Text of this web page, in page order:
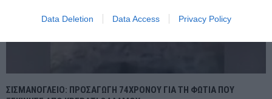
Data Deletion Data Access Privacy Policy
ΣΙΣΜΑΝΟΓΛΕΙΟ: ΠΡΟΣΑΓΩΓΗ 74ΧΡΟΝΟΥ ΓΙΑ ΤΗ ΦΩΤΙΑ ΠΟΥ